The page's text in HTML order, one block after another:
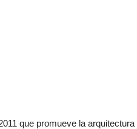
que promueve la